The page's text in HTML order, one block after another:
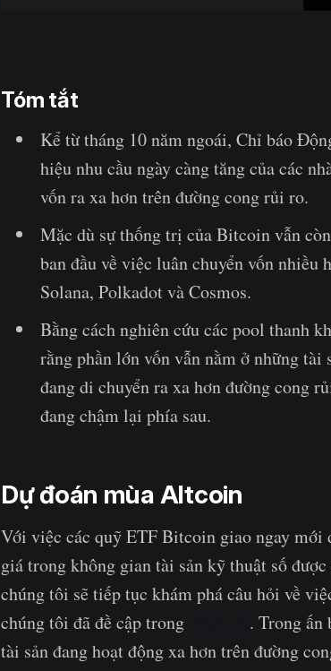
Tóm tắt
Kể từ tháng 10 năm ngoái, Chỉ báo
hiệu nhu cầu ngày càng tăng của các
vốn ra xa hơn trên đường cong rủi ro.
Mặc dù sự thống trị của Bitcoin vẫn
ban đầu về việc luân chuyển vốn nhiều
Solana, Polkadot và Cosmos.
Bằng cách nghiên cứu các pool thanh
rằng phần lớn vốn vẫn nằm ở những
đang di chuyển ra xa hơn đường cong
đang chậm lại phía sau.
Dự đoán mùa Altcoin
Với việc các quỹ ETF Bitcoin giao ngay
giá trong không gian tài sản kỹ thuật số
chúng tôi sẽ tiếp tục khám phá câu hỏi về
chúng tôi đã đề cập trong
. Trong ấn
tài sản đang hoạt động xa hơn trên đường